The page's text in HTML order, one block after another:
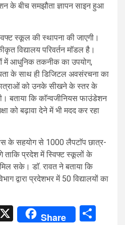
के बीच समझौता ज्ञापन साइन हुआ
स्कूल की स्थापना की जाएगी।
विद्यालय परिवर्तन माॅडल है।
में आधुनिक तकनीक का उपयोग,
के साथ ही डिजिटल अवसंरचना का
को उनके सीखने के स्तर के
बताया कि काॅन्वजीनियस फाउंडेशन
को बढ़ावा देने में भी मदद कर रहा
के सहयोग से 1000 लैपटाॅप छात्र-
ताकि प्रदेश में स्विफ्ट स्कूलों के
सके। डाॅ. रावत ने बताया कि
द्वारा प्रदेशभर में 50 विद्यालयों का
X Share